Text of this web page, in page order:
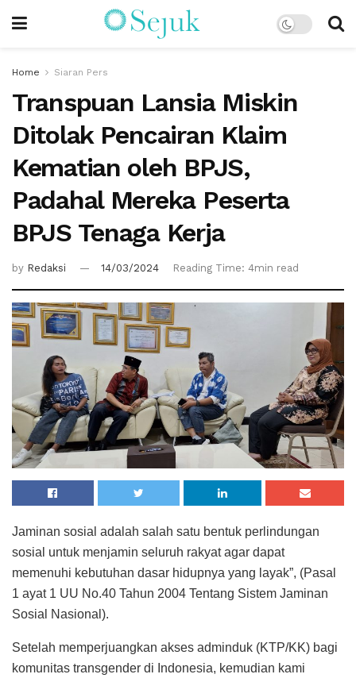
Home Siaran Pers
Transpuan Lansia Miskin
Ditolak Pencairan Klaim
Kematian oleh BPJS,
Padahal Mereka Peserta
BPJS Tenaga Kerja
by Redaksi 14/03/2024 Reading Time: 4min read
Jaminan sosial adalah salah satu bentuk perlindungan
sosial untuk menjamin seluruh rakyat agar dapat
memenuhi kebutuhan dasar hidupnya yang layak”, (Pasal
1 ayat 1 UU No.40 Tahun 2004 Tentang Sistem Jaminan
Sosial Nasional).
Setelah memperjuangkan akses adminduk (KTP/KK) bagi
komunitas transgender di Indonesia, kemudian kami